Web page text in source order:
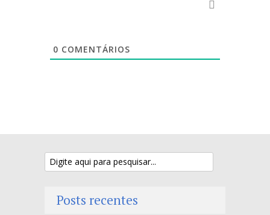
0 COMENTÁRIOS
Posts recentes